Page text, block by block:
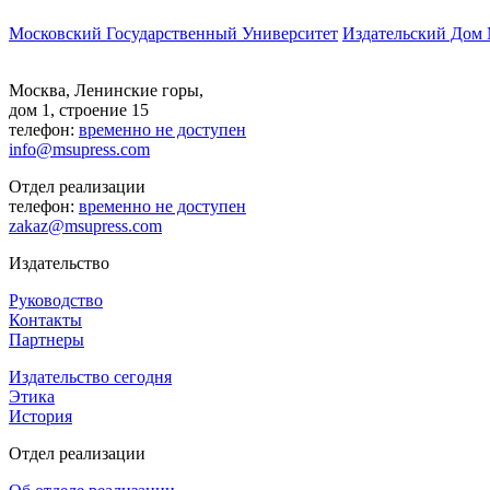
Московский Государственный Университет Издательский
Москва, Ленинские горы,
дом 1, строение 15
телефон: временно не доступен
info@msupress.com
Отдел реализации
телефон: временно не доступен
zakaz@msupress.com
Издательство
Руководство
Контакты
Партнеры
Издательство сегодня
Этика
История
Отдел реализации